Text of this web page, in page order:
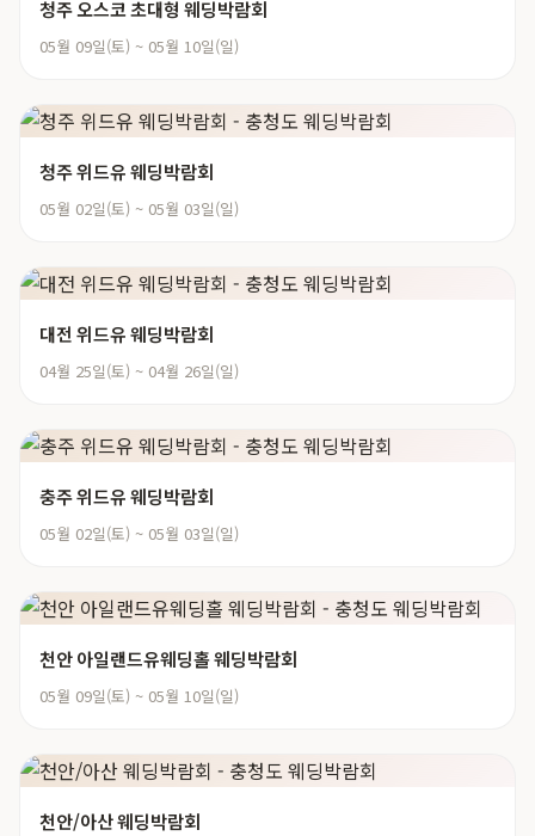
청주 오스코 초대형 웨딩박람회
05월 09일(토) ~ 05월 10일(일)
청주 위드유 웨딩박람회
05월 02일(토) ~ 05월 03일(일)
대전 위드유 웨딩박람회
04월 25일(토) ~ 04월 26일(일)
충주 위드유 웨딩박람회
05월 02일(토) ~ 05월 03일(일)
천안 아일랜드유웨딩홀 웨딩박람회
05월 09일(토) ~ 05월 10일(일)
천안/아산 웨딩박람회